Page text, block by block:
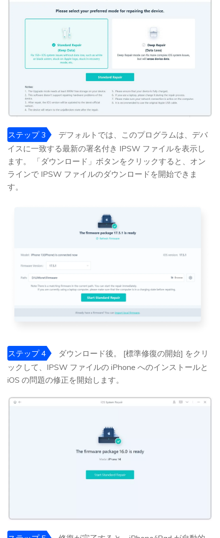
ステップ 3
デフォルトでは、このプログラムは、デバ
イスに一致する最新の署名付き IPSW ファイルを表示し
ます。 「ダウンロード」ボタンをクリックすると、オン
ラインで IPSW ファイルのダウンロードを開始できま
す。
ステップ 4
ダウンロード後。 [標準修復の開始] をクリ
ックして、IPSW ファイルの iPhone へのインストールと
iOS の問題の修正を開始します。